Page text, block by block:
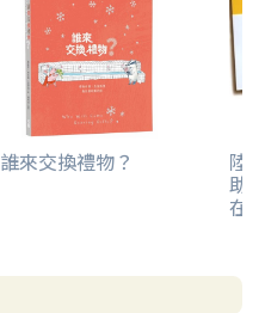
誰來交換禮物？ 陸
助
在